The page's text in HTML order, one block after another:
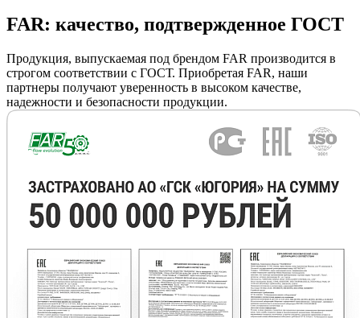
FAR: качество, подтвержденное ГОСТ
Продукция, выпускаемая под брендом FAR производится в
строгом соответствии с ГОСТ. Приобретая FAR, наши
партнеры получают уверенность в высоком качестве,
надежности и безопасности продукции.